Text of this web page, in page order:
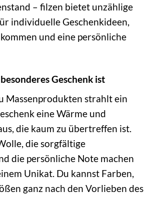
– filzen bietet unzählige
individuelle Geschenkideen,
und eine persönliche
Geschenk ist
Massenprodukten strahlt ein
eine Wärme und
die kaum zu übertreffen ist.
die sorgfältige
die persönliche Note machen
Unikat. Du kannst Farben,
ganz nach den Vorlieben des